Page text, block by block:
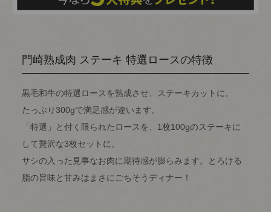
門崎熟成肉 ステーキ 特選ロースの特徴
黒毛和牛の特選ロースを熟成させ、ステーキカットに。
たっぷり300gで満足感が違います。
「特選」と付く限られたロースを、1枚100gのステーキに
して贅沢な3枚セットに。
サシの入った見事なお肉に期待感が膨らみます。とろける
脂の旨味と甘みはまさにごちそうディナー！